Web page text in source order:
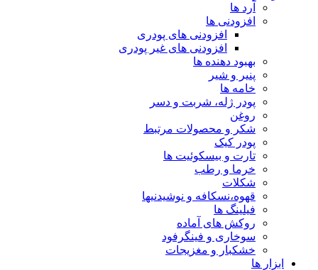
آرد ها
افزودنی ها
افزودنی های پودری
افزودنی های غیر پودری
بهبود دهنده ها
پنیر و شیر
خامه ها
پودر ژله، شربت و دسر
روغن
شکر و محصولات مرتبط
پودر کیک
تارت و بیسکوئیت ها
خرما و رطب
شکلات
قهوه،نسکافه و نوشیدنیها
فیلینگ ها
روکش های آماده
سوخاری و فینگرفود
خشکبار و مغزیجات
ابزار ها